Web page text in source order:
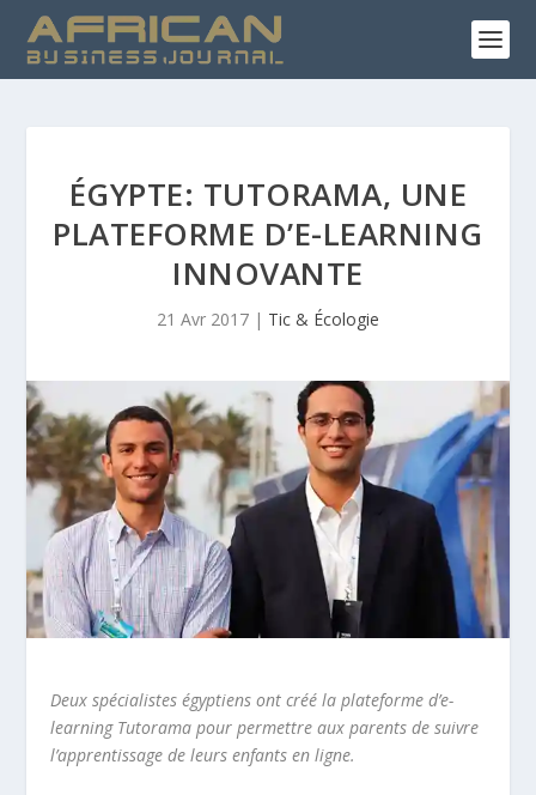
ÉGYPTE: TUTORAMA, UNE
PLATEFORME D’E-LEARNING
INNOVANTE
21 Avr 2017 | Tic & Écologie
Deux spécialistes égyptiens ont créé la plateforme d’e-
learning Tutorama pour permettre aux parents de suivre
l’apprentissage de leurs enfants en ligne.